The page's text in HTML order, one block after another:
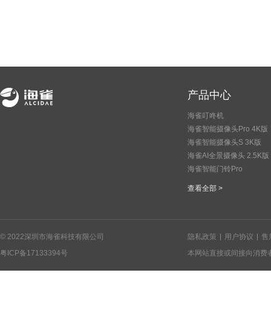
产品中心
海雀叮咚机
海雀智能摄像头Pro 4K版
海雀智能摄像头S 3K版
海雀AI全景摄像头 2.5K版
海雀智能门铃Pro
查看全部 >
© 2022深圳市海雀科技有限公司 隐私政策 用户协议
售
粤ICP备17133394号
本网站直接或间接向消费